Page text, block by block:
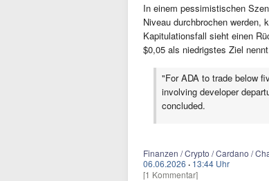
In einem pessimistischen
Niveau durchbrochen werden,
Kapitulationsfall sieht einen
$0,05 als niedrigstes Ziel
"For ADA to trade below
involving developer
concluded.
Finanzen / Crypto / Cardano /
06.06.2026 · 13:44 Uhr
[1 Kommentar]